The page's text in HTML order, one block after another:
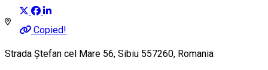
Copied!
Strada Ștefan cel Mare 56, Sibiu 557260, Romania